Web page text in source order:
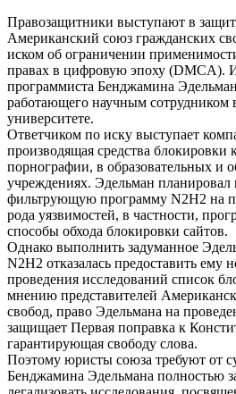
Правозащитники выступают в
Американский союз гражданских
иском об ограничении
правах в цифровую эпоху (DMCA).
программиста Бенджамина
работающего научным сотрудником
университете.
Ответчиком по иску выступает
производящая средства блокировки
порнографии, в образовательных и
учреждениях. Эдельман планировал
фильтрующую программу N2H2 на
рода уязвимостей, в частности,
способы обхода блокировки сайтов.
Однако выполнить задуманное
N2H2 отказалась предоставить ему
проведения исследований список
мнению представителей
свобод, право Эдельмана на
защищает Первая поправка к
гарантирующая свободу слова.
Поэтому юристы союза требуют от
Бенджамина Эдельмана полностью